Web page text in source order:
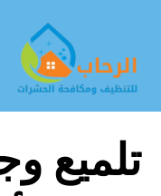
تلميع